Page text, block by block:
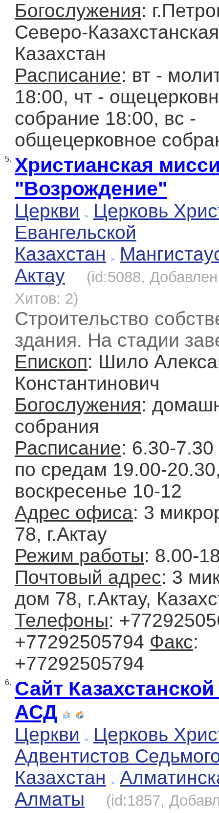
Богослужения:
Северо-
Казахстан
Расписание: вт -
18:00, чт -
собрание 18:00, вс -
общецерковное
5. Христианская
"Возрождение"
Церкви
Церковь
Евангельской
Казахстан
Актау
(id:5088,
Хитов: 2)
Строительство
здания. На стадии
Епископ: Шило
Константинович
Богослужения:
собрания
Расписание: 6.30-
по средам 19.00-
воскресенье 10-12
Адрес офиса: 3
78, г.Актау
Режим работы: 8.00-
Почтовый адрес: 3
дом 78, г.Актау,
Телефоны:
+77292505794 Факс:
+77292505794
6. Сайт
АСД
Церкви
Церковь
Адвентистов
Казахстан
Алматы
(id:1857,